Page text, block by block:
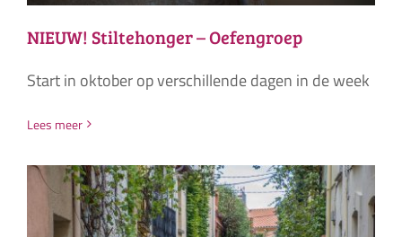
NIEUW! Stiltehonger – Oefengroep
Start in oktober op verschillende dagen in de week
Lees meer